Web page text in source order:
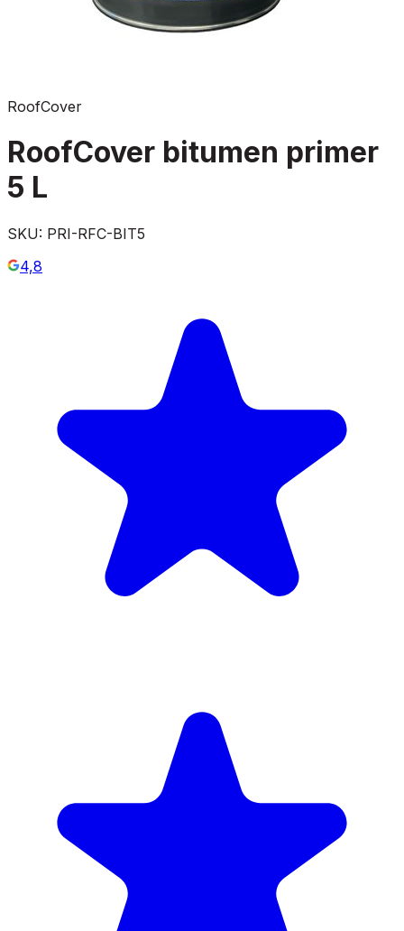
RoofCover
RoofCover bitumen primer
5 L
SKU: PRI-RFC-BIT5
4,8